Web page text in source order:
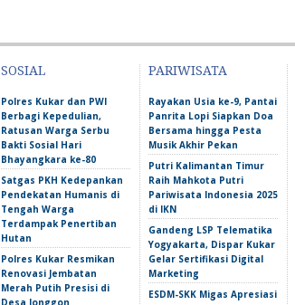
SOSIAL
Polres Kukar dan PWI
Berbagi Kepedulian,
Ratusan Warga Serbu
Bakti Sosial Hari
Bhayangkara ke-80
Satgas PKH Kedepankan
Pendekatan Humanis di
Tengah Warga
Terdampak Penertiban
Hutan
Polres Kukar Resmikan
Renovasi Jembatan
Merah Putih Presisi di
Desa Jonggon
PARIWISATA
Rayakan Usia ke-9, Pantai
Panrita Lopi Siapkan Doa
Bersama hingga Pesta
Musik Akhir Pekan
Putri Kalimantan Timur
Raih Mahkota Putri
Pariwisata Indonesia 2025
di IKN
Gandeng LSP Telematika
Yogyakarta, Dispar Kukar
Gelar Sertifikasi Digital
Marketing
ESDM-SKK Migas Apresiasi